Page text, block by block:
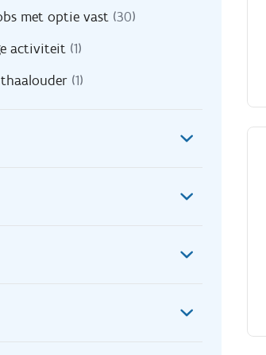
met optie vast (30)
activiteit (1)
(1)